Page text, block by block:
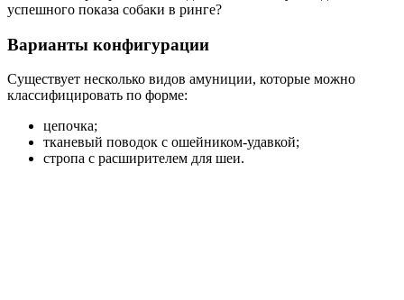
успешного показа собаки в ринге?
Варианты конфигурации
Существует несколько видов амуниции, которые можно
классифицировать по форме:
цепочка;
тканевый поводок с ошейником-удавкой;
стропа с расширителем для шеи.